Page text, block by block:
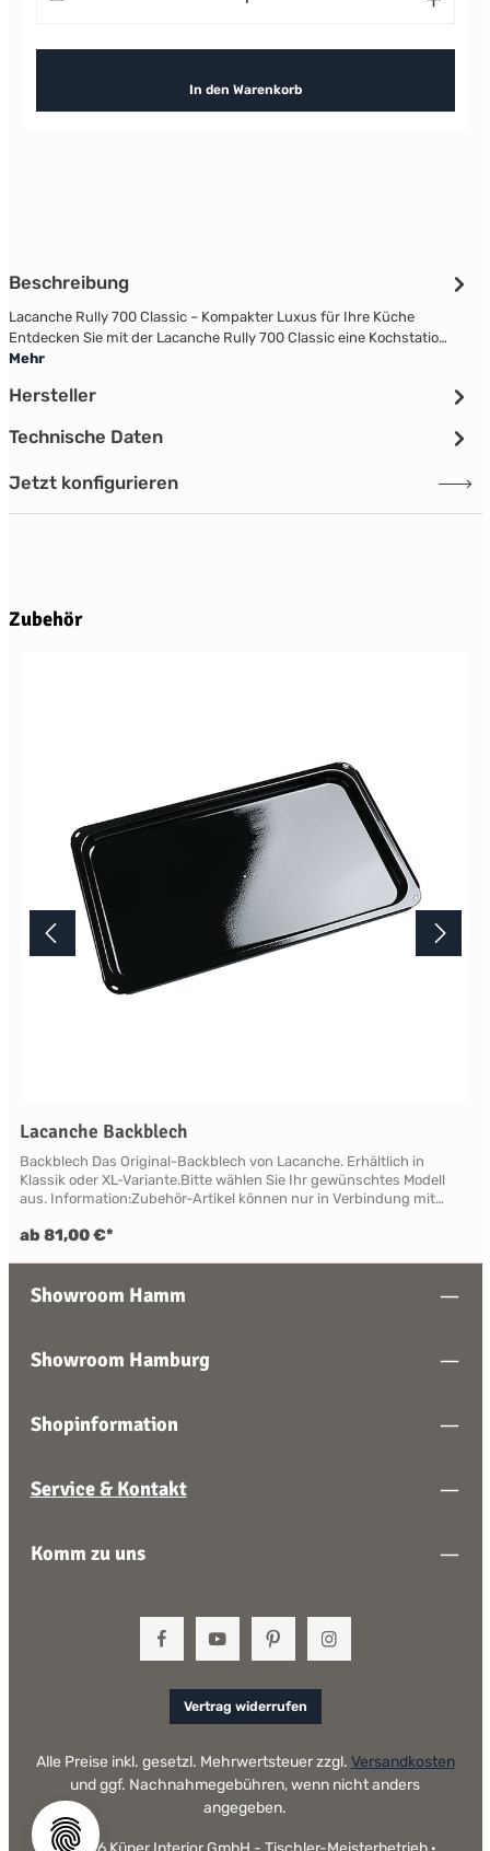
In den Warenkorb
Beschreibung
Lacanche Rully 700 Classic – Kompakter Luxus für Ihre Küche
Entdecken Sie mit der Lacanche Rully 700 Classic eine Kochstatio…
Mehr
Hersteller
Technische Daten
Jetzt konfigurieren
Produktgalerie überspringen
Zubehör
Lacanche Backblech
Backblech Das Original-Backblech von Lacanche. Erhältlich in
Klassik oder XL-Variante.Bitte wählen Sie Ihr gewünschtes Modell
aus. Information:Zubehör-Artikel können nur in Verbindung mit
ab 81,00 €*
Showroom Hamm
Showroom Hamburg
Shopinformation
Service & Kontakt
Komm zu uns
Vertrag widerrufen
Alle Preise inkl. gesetzl. Mehrwertsteuer zzgl. Versandkosten
und ggf. Nachnahmegebühren, wenn nicht anders
angegeben.